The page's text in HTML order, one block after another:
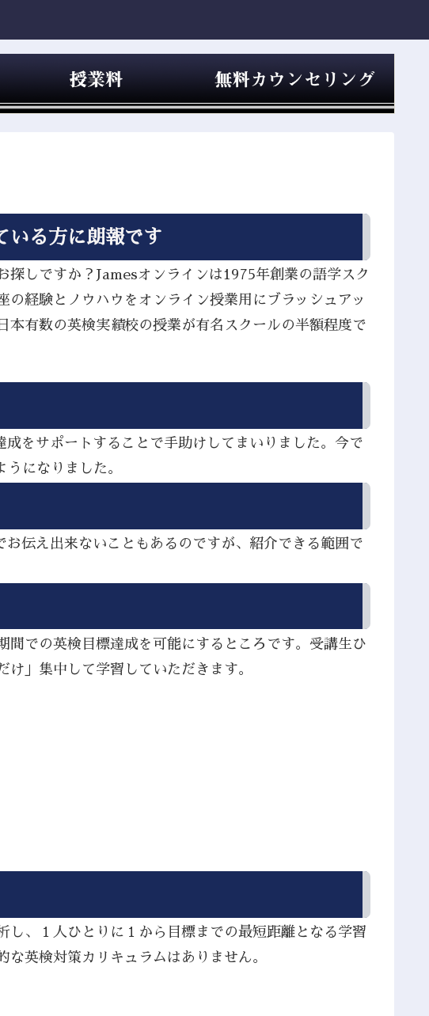
いる方に朗報です
探しですか？Jamesオンラインは1975年創業の語学スク
の経験とノウハウをオンライン授業用にブラッシュアッ
本有数の英検実績校の授業が有名スクールの半額程度で
をサポートすることで手助けしてまいりました。今で
になりました。
伝え出来ないこともあるのですが、紹介できる範囲で
間での英検目標達成を可能にするところです。受講生ひ
」集中して学習していただきます。
し、１人ひとりに１から目標までの最短距離となる学習
英検対策カリキュラムはありません。